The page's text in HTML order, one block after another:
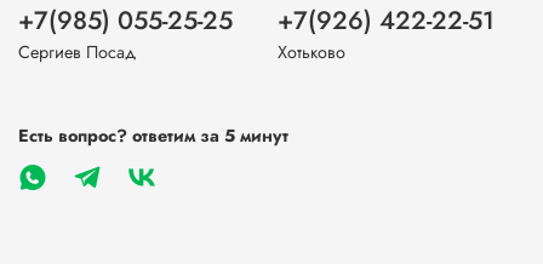
+7(985) 055-25-25
Сергиев Посад
+7(926) 422-22-51
Хотьково
Есть вопрос? ответим за 5 минут